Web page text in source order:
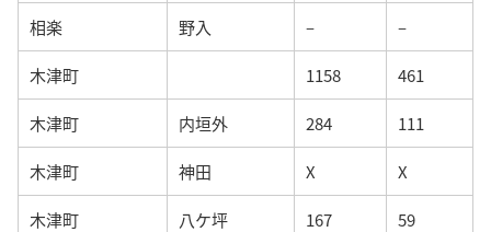
相楽 野入 – –
木津町 1158 461
木津町 内垣外 284 111
木津町 神田 X X
木津町 八ケ坪 167 59